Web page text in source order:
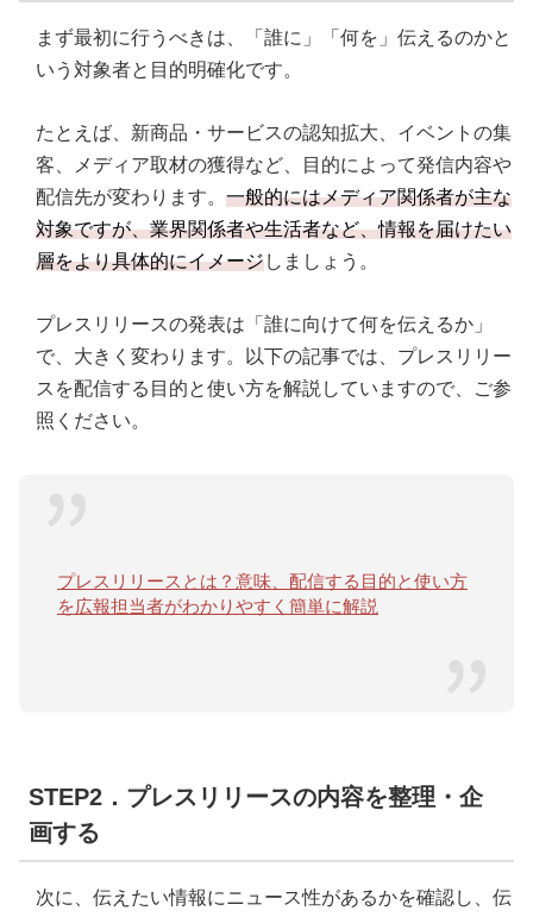
まず最初に行うべきは、「誰に」「何を」伝えるのかと
いう対象者と目的明確化です。
たとえば、新商品・サービスの認知拡大、イベントの集
客、メディア取材の獲得など、目的によって発信内容や
配信先が変わります。 一般的にはメディア関係者が主な
対象ですが、業界関係者や生活者など、情報を届けたい
層をより具体的にイメージしましょう。
プレスリリースの発表は「誰に向けて何を伝えるか」
で、大きく変わります。以下の記事では、プレスリリー
スを配信する目的と使い方を解説していますので、ご参
照ください。
プレスリリースとは？意味、配信する目的と使い方
を広報担当者がわかりやすく簡単に解説
STEP2．プレスリリースの内容を整理・企
画する
次に、伝えたい情報にニュース性があるかを確認し、伝